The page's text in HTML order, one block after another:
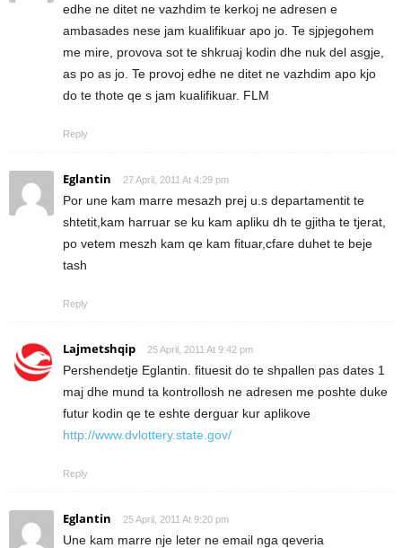
edhe ne ditet ne vazhdim te kerkoj ne adresen e
ambasades nese jam kualifikuar apo jo. Te sjpjegohem
me mire, provova sot te shkruaj kodin dhe nuk del asgje,
as po as jo. Te provoj edhe ne ditet ne vazhdim apo kjo
do te thote qe s jam kualifikuar. FLM
Reply
Eglantin 27 April, 2011 At 4:29 pm
Por une kam marre mesazh prej u.s departamentit te
shtetit,kam harruar se ku kam apliku dh te gjitha te tjerat,
po vetem meszh kam qe kam fituar,cfare duhet te beje
tash
Reply
Lajmetshqip 25 April, 2011 At 9:42 pm
Pershendetje Eglantin. fituesit do te shpallen pas dates 1
maj dhe mund ta kontrollosh ne adresen me poshte duke
futur kodin qe te eshte derguar kur aplikove
http://www.dvlottery.state.gov/
Reply
Eglantin 25 April, 2011 At 9:20 pm
Une kam marre nje leter ne email nga qeveria